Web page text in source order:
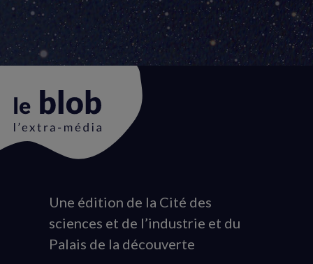
Animation
du
logo
Une édition de la Cité des
sciences et de l’industrie et du
Palais de la découverte